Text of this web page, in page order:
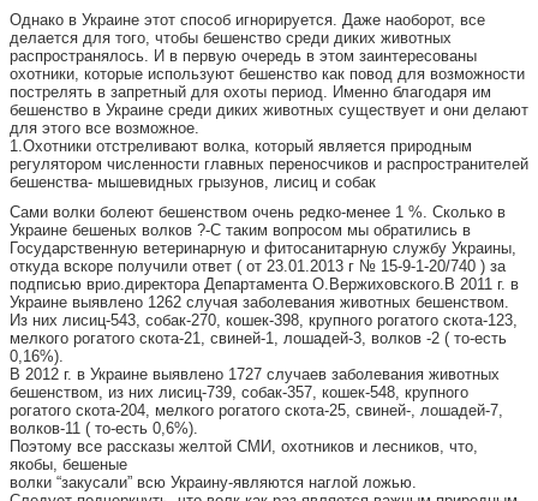
Однако в Украине этот способ игнорируется. Даже наоборот, все
делается для того, чтобы бешенство среди диких животных
распространялось. И в первую очередь в этом заинтересованы
охотники, которые используют бешенство как повод для возможности
пострелять в запретный для охоты период. Именно благодаря им
бешенство в Украине среди диких животных существует и они делают
для этого все возможное.
1.Охотники отстреливают волка, который является природным
регулятором численности главных переносчиков и распространителей
бешенства- мышевидных грызунов, лисиц и собак
Сами волки болеют бешенством очень редко-менее 1 %. Сколько в
Украине бешеных волков ?-С таким вопросом мы обратились в
Государственную ветеринарную и фитосанитарную службу Украины,
откуда вскоре получили ответ ( от 23.01.2013 г № 15-9-1-20/740 ) за
подписью врио.директора Департамента О.Вержиховского.В 2011 г. в
Украине выявлено 1262 случая заболевания животных бешенством.
Из них лисиц-543, собак-270, кошек-398, крупного рогатого скота-123,
мелкого рогатого скота-21, свиней-1, лошадей-3, волков -2 ( то-есть
0,16%).
В 2012 г. в Украине выявлено 1727 случаев заболевания животных
бешенством, из них лисиц-739, собак-357, кошек-548, крупного
рогатого скота-204, мелкого рогатого скота-25, свиней-, лошадей-7,
волков-11 ( то-есть 0,6%).
Поэтому все рассказы желтой СМИ, охотников и лесников, что,
якобы, бешеные
волки “закусали” всю Украину-являются наглой ложью.